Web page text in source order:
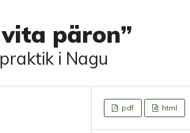
päron”
i Nagu
pdf html